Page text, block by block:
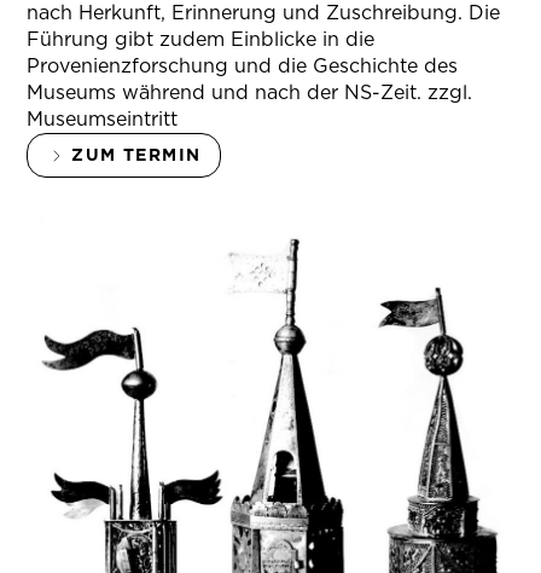
nach Herkunft, Erinnerung und Zuschreibung. Die
Führung gibt zudem Einblicke in die
Provenienzforschung und die Geschichte des
Museums während und nach der NS-Zeit. zzgl.
Museumseintritt
ZUM TERMIN